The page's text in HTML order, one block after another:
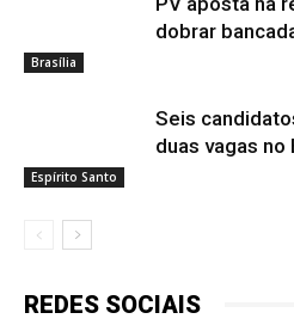
Brasília
dobrar
Espírito Santo
Seis
duas vagas no
REDES SOCIAIS